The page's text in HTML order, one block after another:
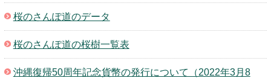
桜のさんぽ道のデータ
桜のさんぽ道の桜樹一覧表
沖縄復帰50周年記念貨幣の発行について（2022年3月8